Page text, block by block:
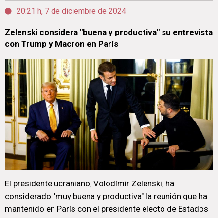
20:21 h, 7 de diciembre de 2024
Zelenski considera "buena y productiva" su entrevista
con Trump y Macron en París
El presidente ucraniano, Volodímir Zelenski, ha
considerado "muy buena y productiva" la reunión que ha
mantenido en París con el presidente electo de Estados